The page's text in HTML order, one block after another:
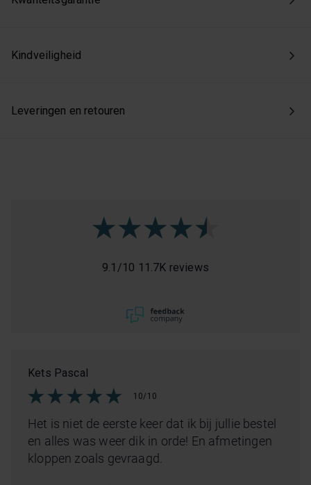
Kindveiligheid
Leveringen en retouren
9.1 /10 11.7K reviews
Kets Pascal
10/10
Het is niet de eerste keer dat ik bij jullie bestel
en alles was weer dik in orde! En afmetingen
kloppen zoals gevraagd.